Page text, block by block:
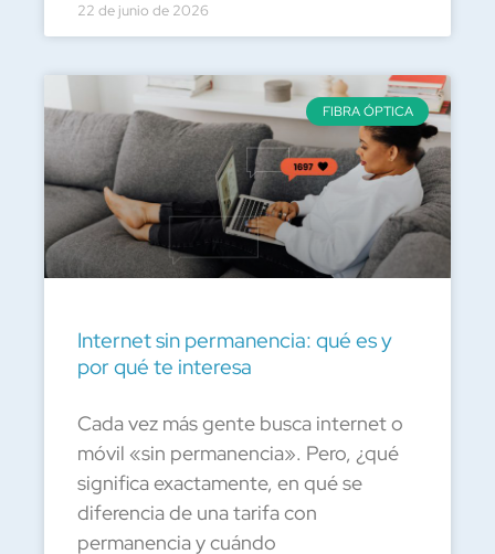
22 de junio de 2026
FIBRA ÓPTICA
Internet sin permanencia: qué es y
por qué te interesa
Cada vez más gente busca internet o
móvil «sin permanencia». Pero, ¿qué
significa exactamente, en qué se
diferencia de una tarifa con
permanencia y cuándo